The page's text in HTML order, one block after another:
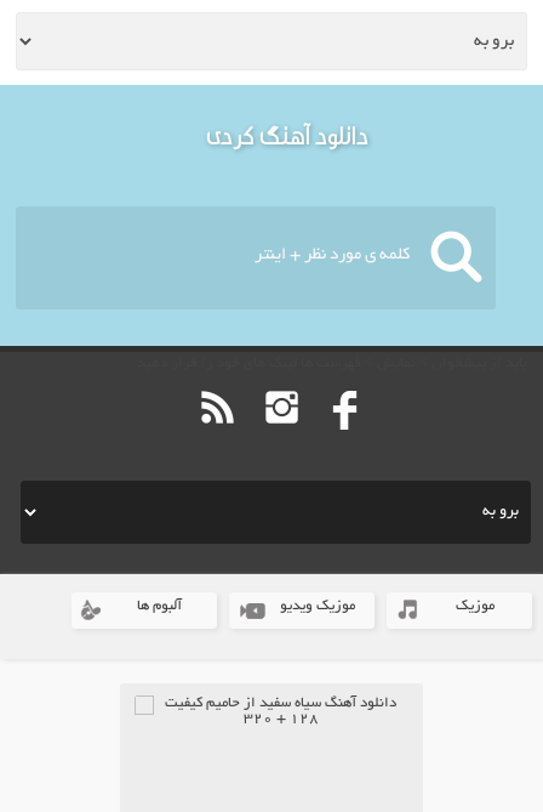
دانلود آهنگ کردی
موزیک موزیک ویدیو آلبوم ها